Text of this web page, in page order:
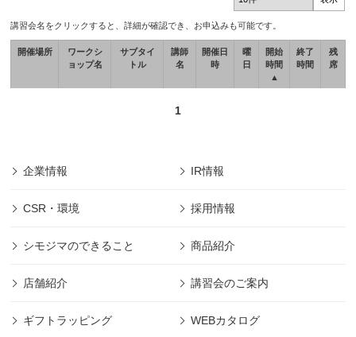
講習会名をクリックすると、詳細が確認でき、お申込みも可能です。
開催場所
ワークシ
ョップ名
サブタイ
トル
講師
名
開催日
時
曜
日
開始
時間
▲
終了
時間
残
席
1
企業情報 IR情報
CSR・環境 採用情報
シモジマのできること 商品紹介
店舗紹介 講習会のご案内
ギフトラッピング WEBカタログ